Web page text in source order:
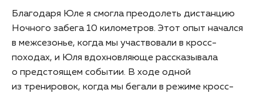
Благодаря Юле я смогла преодолеть дистанцию
Ночного забега 10 километров. Этот опыт начался
в межсезонье, когда мы участвовали в кросс-
походах, и Юля вдохновляюще рассказывала
о предстоящем событии. В ходе одной
из тренировок, когда мы бегали в режиме кросс-